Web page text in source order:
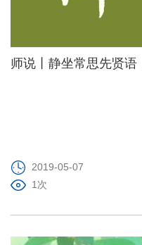
师说丨静坐常思先贤语
2019-05-07
1次